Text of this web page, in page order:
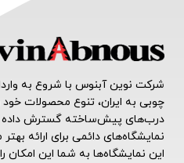
شرکت نوین آبنوس با شروع به
چوبی به ایران، تنوع محصولات
درب‌های پیش‌ساخته گسترش
نمایشگاه‌های دائمی برای ارائه
این نمایشگاه‌ها به شما این